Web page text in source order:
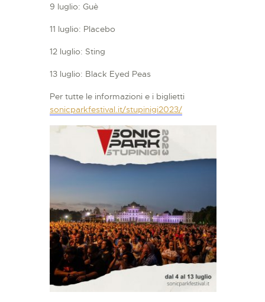
9 luglio: Guè
11 luglio: Placebo
12 luglio: Sting
13 luglio: Black Eyed Peas
Per tutte le informazioni e i biglietti
sonicparkfestival.it/stupinigi2023/